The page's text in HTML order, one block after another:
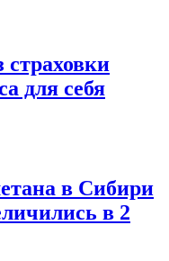
страховки
для себя
в Сибири
в 2